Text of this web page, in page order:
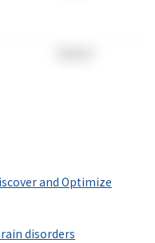
and Optimize
disorders